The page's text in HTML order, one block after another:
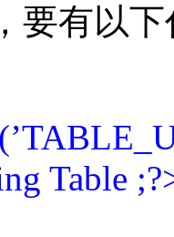
要有以下
Table